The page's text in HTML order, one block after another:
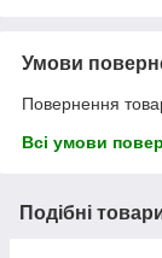
Умови
Повернення
Всі умови
Подібні